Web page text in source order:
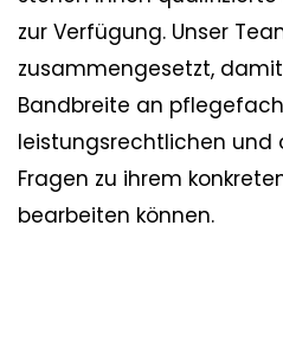
zur Verfügung. Unser
zusammengesetzt,
Bandbreite an
leistungsrechtlichen und
Fragen zu ihrem
bearbeiten können.